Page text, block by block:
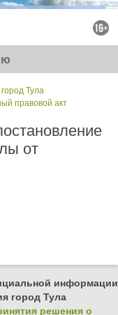
Тула
правовой акт
от
информации
город Тула
решения о